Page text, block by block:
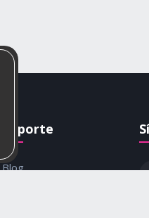
Soporte
Blog